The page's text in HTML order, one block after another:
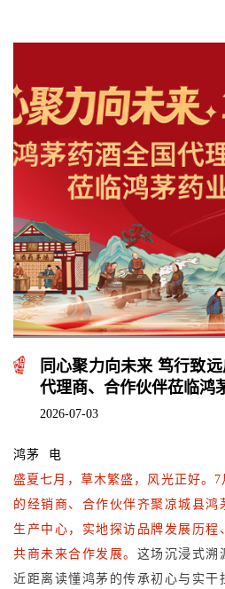
同心聚力向未来 笃行致
代理商、合作伙伴莅临鸿
2026-07-03
鸿茅 电
盛夏七月，草木繁盛，风光正好。
的经销商、合作伙伴齐聚凉城县鸿
生产中心，实地探访品牌发展历程
共商未来合作发展。 这场沉浸式溯
近距离读懂鸿茅的传承初心与实干